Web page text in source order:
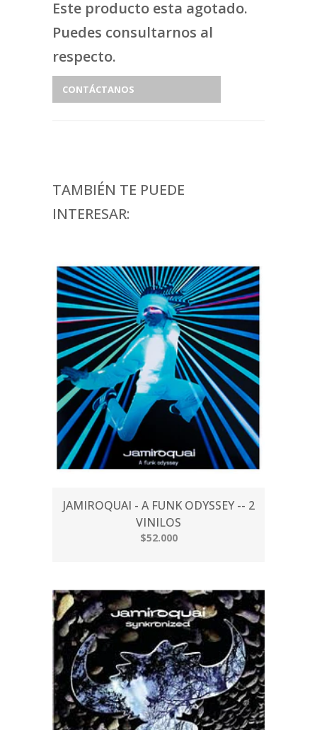
Este producto esta agotado.
Puedes consultarnos al
respecto.
CONTÁCTANOS
TAMBIÉN TE PUEDE
INTERESAR:
JAMIROQUAI - A FUNK ODYSSEY -- 2
VINILOS
$52.000